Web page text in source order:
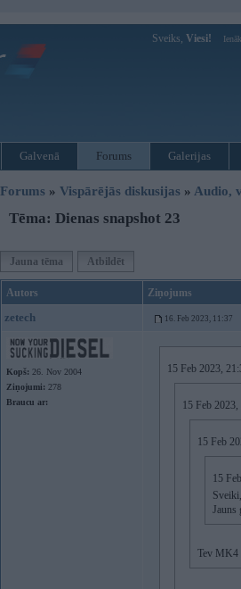
Sveiks, Viesi!
Galvenā Forums Galerijas
Forums » Vispārējās diskusijas » Audio,
Tēma: Dienas snapshot 23
Jauna tēma Atbildēt
Autors Ziņojums
zetech 16. Feb 2023, 11:37
Kopš: 26. Nov 2004
Ziņojumi: 278
Braucu ar:
15 Feb 2023,
15 Feb 2023,
15 Feb
15
Jauns
Tev MK4